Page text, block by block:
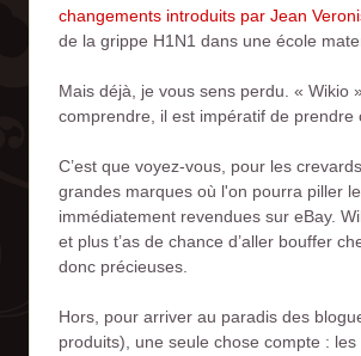
changements introduits par Jean
de la grippe H1N1 dans une école
Mais déjà, je vous sens perdu. « Wikio
comprendre, il est impératif de prendre
C’est que voyez-vous, pour les
grandes marques où l'on pourra piller
immédiatement revendues sur eBay.
et plus t’as de chance d’aller bouffer
donc précieuses.
Hors, pour arriver au paradis des
produits), une seule chose compte :